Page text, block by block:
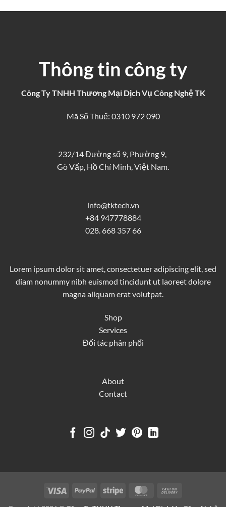
Thông tin công ty
Công Ty TNHH Thương Mại Dịch Vụ Công Nghệ TK
Mã Số Thuế: 0310 972 090
232/14 Đường số 9, Phường 9,
Gò Vấp, Hồ Chí Minh, Việt Nam.
info@tktech.vn
+84 947778884
028. 668 357 66
Lorem ipsum dolor sit amet, consectetuer adipiscing elit, sed
diam nonummy nibh euismod tincidunt ut laoreet dolore
magna aliquam erat volutpat.
Shop
Services
Đối tác phân phối
About
Contact
Visa PayPal Stripe MasterCard